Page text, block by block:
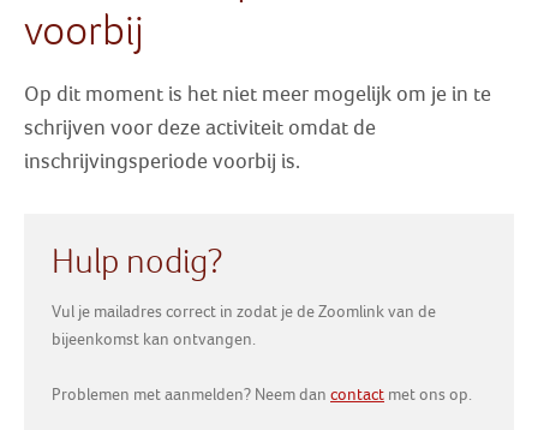
voorbij
Op dit moment is het niet meer mogelijk om je in te
schrijven voor deze activiteit omdat de
inschrijvingsperiode voorbij is.
Hulp nodig?
Vul je mailadres correct in zodat je de Zoomlink van de
bijeenkomst kan ontvangen.
Problemen met aanmelden? Neem dancontact met ons op.
Inloggen